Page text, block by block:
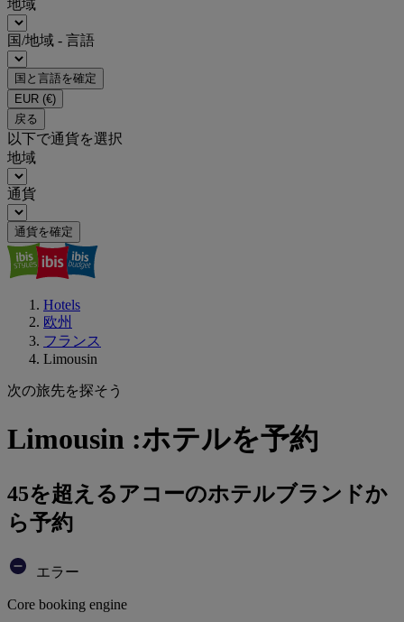
地域
国/地域 - 言語
国と言語を確定
EUR (€)
戻る
以下で通貨を選択
地域
通貨
通貨を確定
Hotels
欧州
フランス
Limousin
次の旅先を探そう
Limousin :ホテルを予約
45を超えるアコーのホテルブランドか
ら予約
エラー
Core booking engine